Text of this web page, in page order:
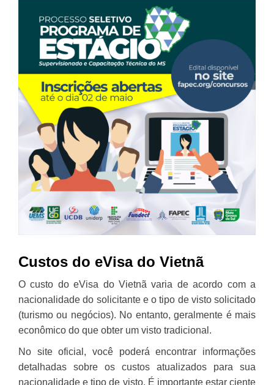
Custos do eVisa do Vietnã
O custo do eVisa do Vietnã varia de acordo com a
nacionalidade do solicitante e o tipo de visto solicitado
(turismo ou negócios). No entanto, geralmente é mais
econômico do que obter um visto tradicional.
No site oficial, você poderá encontrar informações
detalhadas sobre os custos atualizados para sua
nacionalidade e tipo de visto. É importante estar ciente